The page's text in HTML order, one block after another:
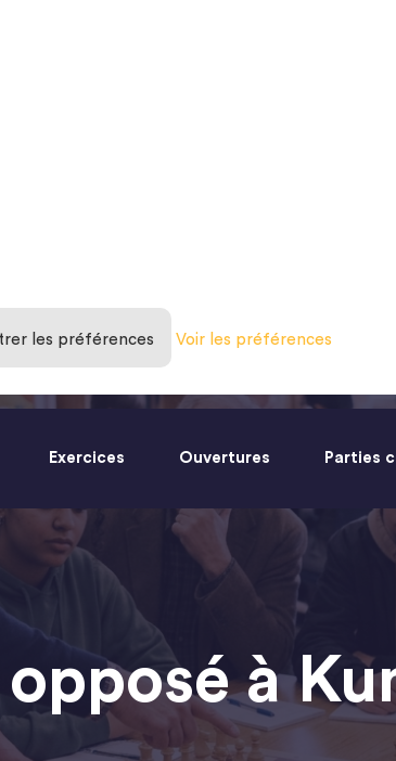
les préférences Voir les préférences
Exercices Ouvertures Parties
à